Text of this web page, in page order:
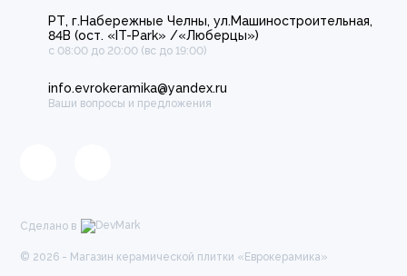
РТ, г.Набережные Челны, ул.Машиностроительная,
84В (ост. «IT-Park» /«Люберцы»)
с 08:00 до 20:00 (вс до 19:00)
info.evrokeramika@yandex.ru
Ваши вопросы и предложения
Сделано в
© 2026 - Магазин керамической плитки «Еврокерамика»